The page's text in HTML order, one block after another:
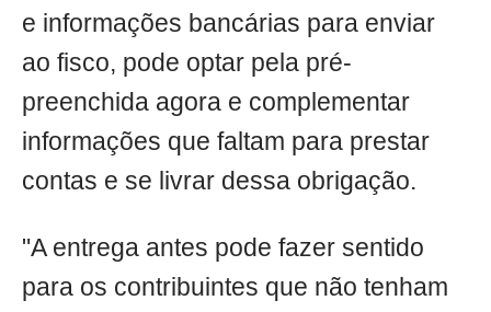
e informações bancárias para enviar
ao fisco, pode optar pela pré-
preenchida agora e complementar
informações que faltam para prestar
contas e se livrar dessa obrigação.
"A entrega antes pode fazer sentido
para os contribuintes que não tenham